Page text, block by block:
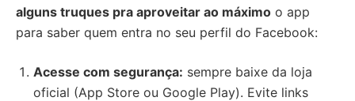
alguns truques pra aproveitar ao máximo o app
para saber quem entra no seu perfil do Facebook:
Acesse com segurança: sempre baixe da loja
oficial (App Store ou Google Play). Evite links